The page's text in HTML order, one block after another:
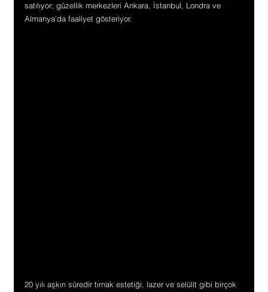
satılıyor; güzellik merkezleri Ankara, İstanbul, Londra ve
Almanya’da faaliyet gösteriyor.
20 yılı aşkın süredir tırnak estetiği, lazer ve selülit gibi birçok